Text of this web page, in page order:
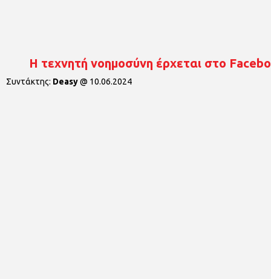
Η τεχνητή νοημοσύνη έρχεται στο
Συντάκτης: Deasy@ 10.06.2024